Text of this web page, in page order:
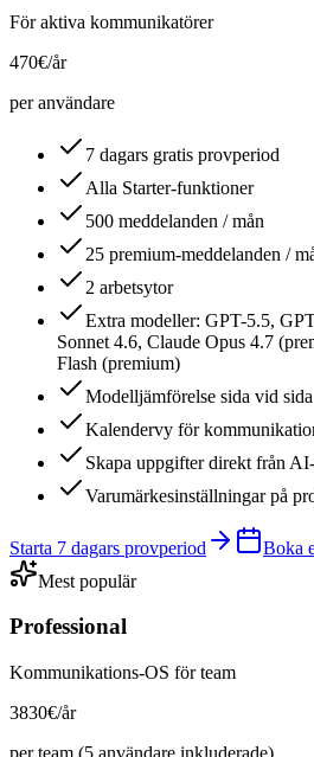
För aktiva kommunikatörer
470€/år
per användare
7 dagars gratis provperiod
Alla Starter-funktioner
500 meddelanden / mån
25 premium-meddelanden /
2 arbetsytor
Extra modeller: GPT-5.5,
Sonnet 4.6, Claude Opus 4.7
Flash (premium)
Modelljämförelse sida vid sida
Kalendervy för
Skapa uppgifter direkt från
Varumärkesinställningar på
Starta 7 dagars provperiod
Boka
Mest populär
Professional
Kommunikations-OS för team
3830€/år